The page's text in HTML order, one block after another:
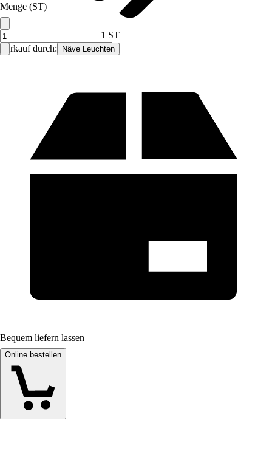
Verkauf durch: Näve Leuchten
Menge (ST)
1 ST
Bequem liefern lassen
Online bestellen